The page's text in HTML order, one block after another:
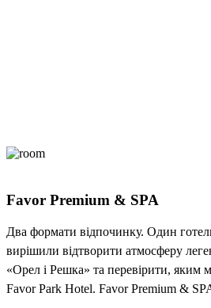
Favor Premium & SPA
Два формати відпочинку. Один
вирішили відтворити атмосферу
«Орел і Решка» та перевірити, яким
Favor Park Hotel. Favor Premium &